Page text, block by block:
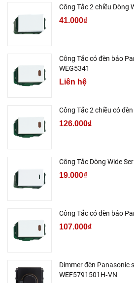
Công Tắc 2 chiều Dòng
41.000₫
Công Tắc có đèn báo
WEG5341
Liên hệ
Công Tắc 2 chiều có
126.000₫
Công Tắc Dòng Wide
19.000₫
Công Tắc có đèn báo
107.000₫
Dimmer đèn Panasonic
WEF5791501H‑VN